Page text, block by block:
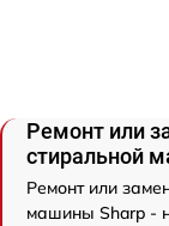
Ремонт или
стиральной
Ремонт или
машины Sharp -